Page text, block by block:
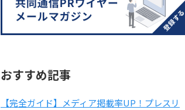
おすすめ記事
【完全ガイド】メディア掲載率UP！プレスリ